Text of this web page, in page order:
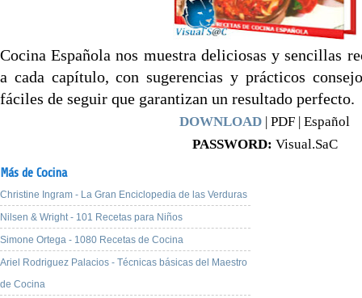
Cocina Española nos muestra deliciosas y sencillas
a cada capítulo, con sugerencias y prácticos
fáciles de seguir que garantizan un resultado perfecto.
DOWNLOAD | PDF | Español
PASSWORD: Visual.SaC
Más de Cocina
Christine Ingram - La Gran Enciclopedia de las Verduras
Nilsen & Wright - 101 Recetas para Niños
Simone Ortega - 1080 Recetas de Cocina
Ariel Rodriguez Palacios - Técnicas básicas del Maestro
de Cocina